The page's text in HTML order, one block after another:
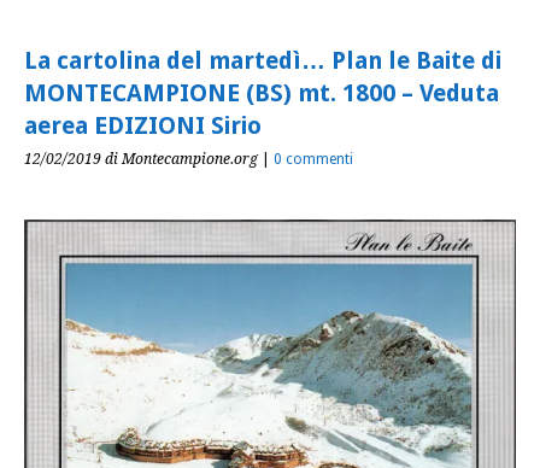
La cartolina del martedì… Plan le Baite di
MONTECAMPIONE (BS) mt. 1800 – Veduta
aerea EDIZIONI Sirio
12/02/2019 di Montecampione.org| 0 commenti